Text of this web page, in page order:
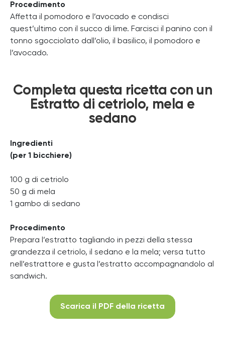
Procedimento
Affetta il pomodoro e l’avocado e condisci
quest’ultimo con il succo di lime. Farcisci il panino con il
tonno sgocciolato dall’olio, il basilico, il pomodoro e
l’avocado.
Completa questa ricetta con un
Estratto di cetriolo, mela e
sedano
Ingredienti
(per 1 bicchiere)
100 g di cetriolo
50 g di mela
1 gambo di sedano
Procedimento
Prepara l’estratto tagliando in pezzi della stessa
grandezza il cetriolo, il sedano e la mela; versa tutto
nell’estrattore e gusta l’estratto accompagnandolo al
sandwich.
Scarica il PDF della ricetta